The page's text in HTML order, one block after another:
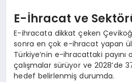
E-İhracat ve
E-ihracata dikkat çeken
sonra en çok e-ihracat yapan
Türkiye’nin e-ihracattaki payını
çalışmalar sürüyor ve 2028’de
hedef belirlenmiş durumda.